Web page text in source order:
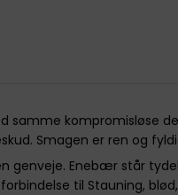
samme kompromisløse
Smagen er ren og
genveje. Enebær står
til Stauning,